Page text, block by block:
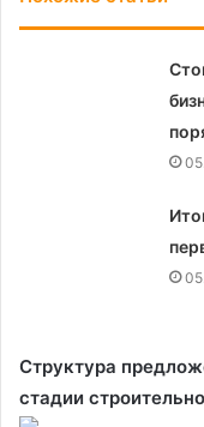
Структура
стадии